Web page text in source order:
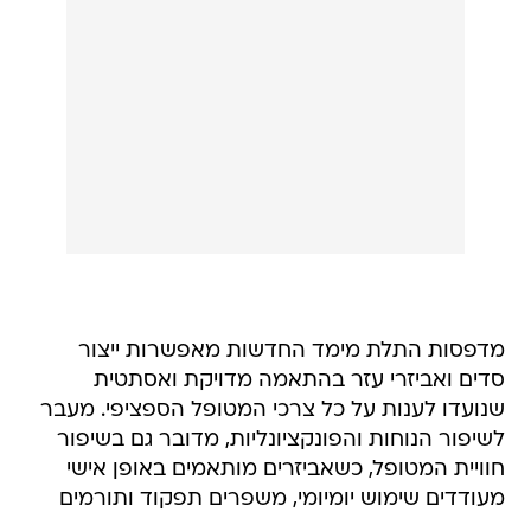
מדפסות התלת מימד החדשות מאפשרות ייצור
סדים ואביזרי עזר בהתאמה מדויקת ואסתטית
שנועדו לענות על כל צרכי המטופל הספציפי. מעבר
לשיפור הנוחות והפונקציונליות, מדובר גם בשיפור
חוויית המטופל, כשאביזרים מותאמים באופן אישי
מעודדים שימוש יומיומי, משפרים תפקוד ותורמים